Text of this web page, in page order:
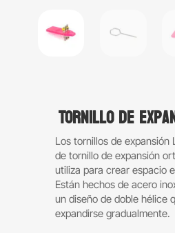
Tornillo de
Los tornillos de expansión
de tornillo de expansión
utiliza para crear espacio
Están hechos de acero
un diseño de doble hélice
expandirse gradualmente.